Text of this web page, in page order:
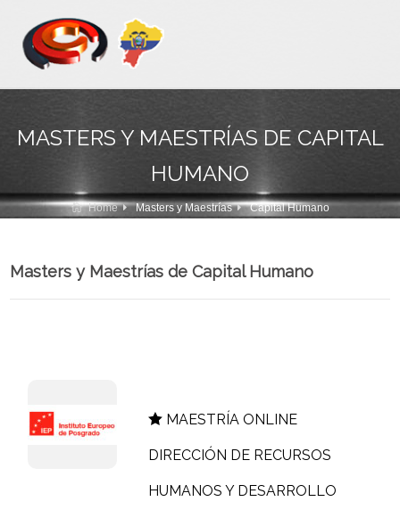
MASTERS Y MAESTRÍAS DE CAPITAL
HUMANO
Home Masters y Maestrías Capital Humano
Masters y Maestrías de Capital Humano
MAESTRÍA ONLINE
DIRECCIÓN DE RECURSOS
HUMANOS Y DESARROLLO